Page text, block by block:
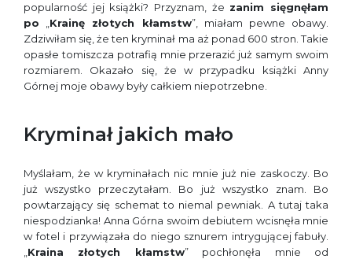
popularność jej książki? Przyznam, że zanim sięgnęłam
po
Krainę złotych kłamstw”, miałam pewne obawy.
Zdziwiłam się, że ten kryminał ma aż ponad 600 stron. Takie
opasłe tomiszcza potrafią mnie przerazić już samym swoim
rozmiarem. Okazało się, że w przypadku książki Anny
Górnej moje obawy były całkiem niepotrzebne.
Kryminał jakich mało
Myślałam, że w kryminałach nic mnie już nie zaskoczy. Bo
już wszystko przeczytałam. Bo już wszystko znam. Bo
powtarzający się schemat to niemal pewniak. A tutaj taka
niespodzianka! Anna Górna swoim debiutem wcisnęła mnie
w fotel i przywiązała do niego sznurem intrygującej fabuły.
Kraina złotych kłamstw” pochłonęła mnie od